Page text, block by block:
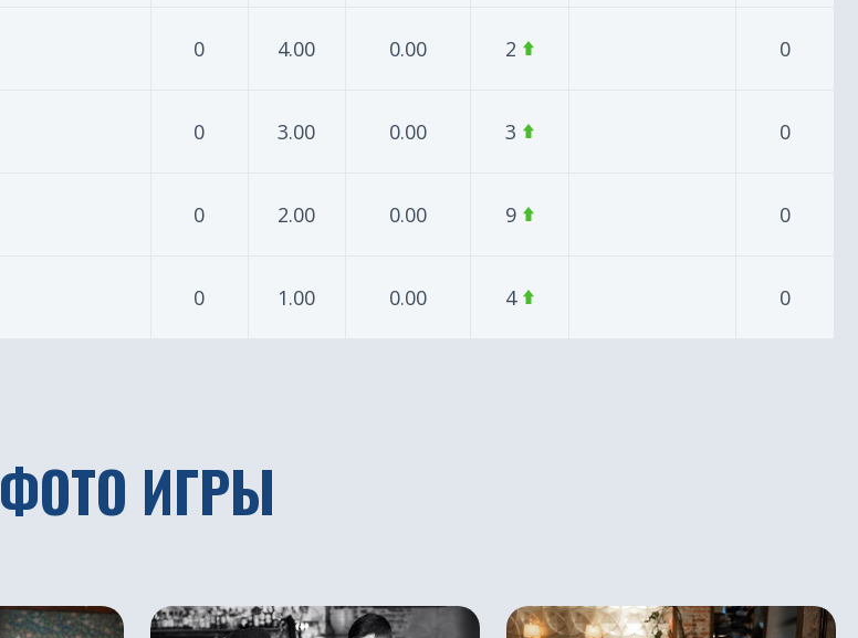
0 4.00 0.00 2 0
0 3.00 0.00 3 0
0 2.00 0.00 9 0
0 1.00 0.00 4 0
ФОТО ИГРЫ